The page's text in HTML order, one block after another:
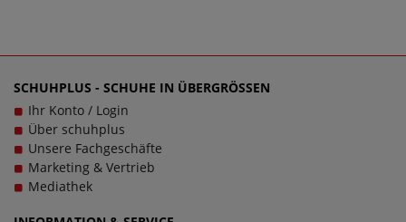
SCHUHPLUS - SCHUHE IN ÜBERGRÖSSEN
Ihr Konto / Login
Über schuhplus
Unsere Fachgeschäfte
Marketing & Vertrieb
Mediathek